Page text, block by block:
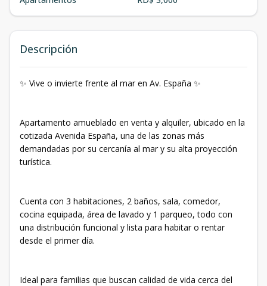
Descripción
✨ Vive o invierte frente al mar en Av. España ✨
Apartamento amueblado en venta y alquiler, ubicado en la
cotizada Avenida España, una de las zonas más
demandadas por su cercanía al mar y su alta proyección
turística.
Cuenta con 3 habitaciones, 2 baños, sala, comedor,
cocina equipada, área de lavado y 1 parqueo, todo con
una distribución funcional y lista para habitar o rentar
desde el primer día.
Ideal para familias que buscan calidad de vida cerca del